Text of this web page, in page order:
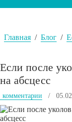
Главная / Блог /
Если после
на абсцесс
комментарии /